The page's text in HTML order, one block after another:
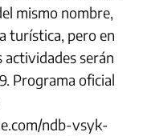
mismo nombre,
turística, pero en
actividades serán
Programa oficial
ndb-vsyk-